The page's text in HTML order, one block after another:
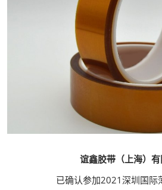
谊鑫胶带（上海）
已确认参加2021深圳国际